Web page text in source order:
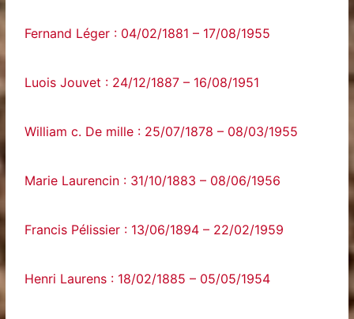
Fernand Léger : 04/02/1881 – 17/08/1955
Luois Jouvet : 24/12/1887 – 16/08/1951
William c. De mille : 25/07/1878 – 08/03/1955
Marie Laurencin : 31/10/1883 – 08/06/1956
Francis Pélissier : 13/06/1894 – 22/02/1959
Henri Laurens : 18/02/1885 – 05/05/1954